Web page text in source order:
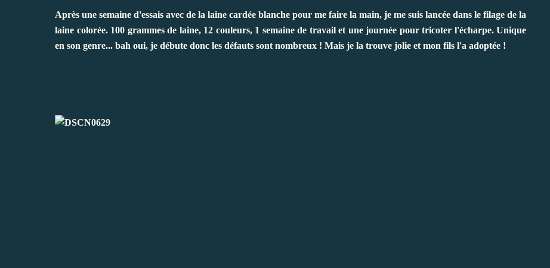
Après une semaine d'essais avec de la laine cardée blanche pour me faire la main, je me suis lancée dans le filage de la
laine colorée. 100 grammes de laine, 12 couleurs, 1 semaine de travail et une journée pour tricoter l'écharpe. Unique
en son genre... bah oui, je débute donc les défauts sont nombreux ! Mais je la trouve jolie et mon fils l'a adoptée !